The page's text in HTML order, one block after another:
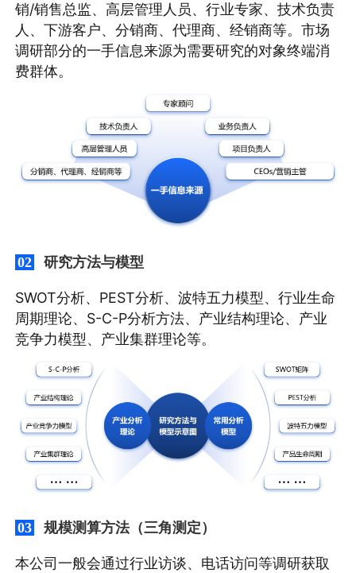
销/销售总监、高层管理人员、行业专家、技术负责
人、下游客户、分销商、代理商、经销商等。市场
调研部分的一手信息来源为需要研究的对象终端消
费群体。
02 研究方法与模型
SWOT分析、PEST分析、波特五力模型、行业生命
周期理论、S-C-P分析方法、产业结构理论、产业
竞争力模型、产业集群理论等。
03 规模测算方法（三角测定）
本公司一般会通过行业访谈、电话访问等调研获取